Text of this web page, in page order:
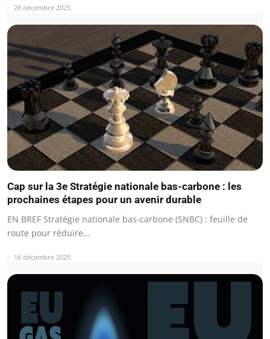
28 décembre 2025
Cap sur la 3e Stratégie nationale bas-carbone : les
prochaines étapes pour un avenir durable
EN BREF Stratégie nationale bas-carbone (SNBC) : feuille de
route pour réduire…
16 décembre 2025